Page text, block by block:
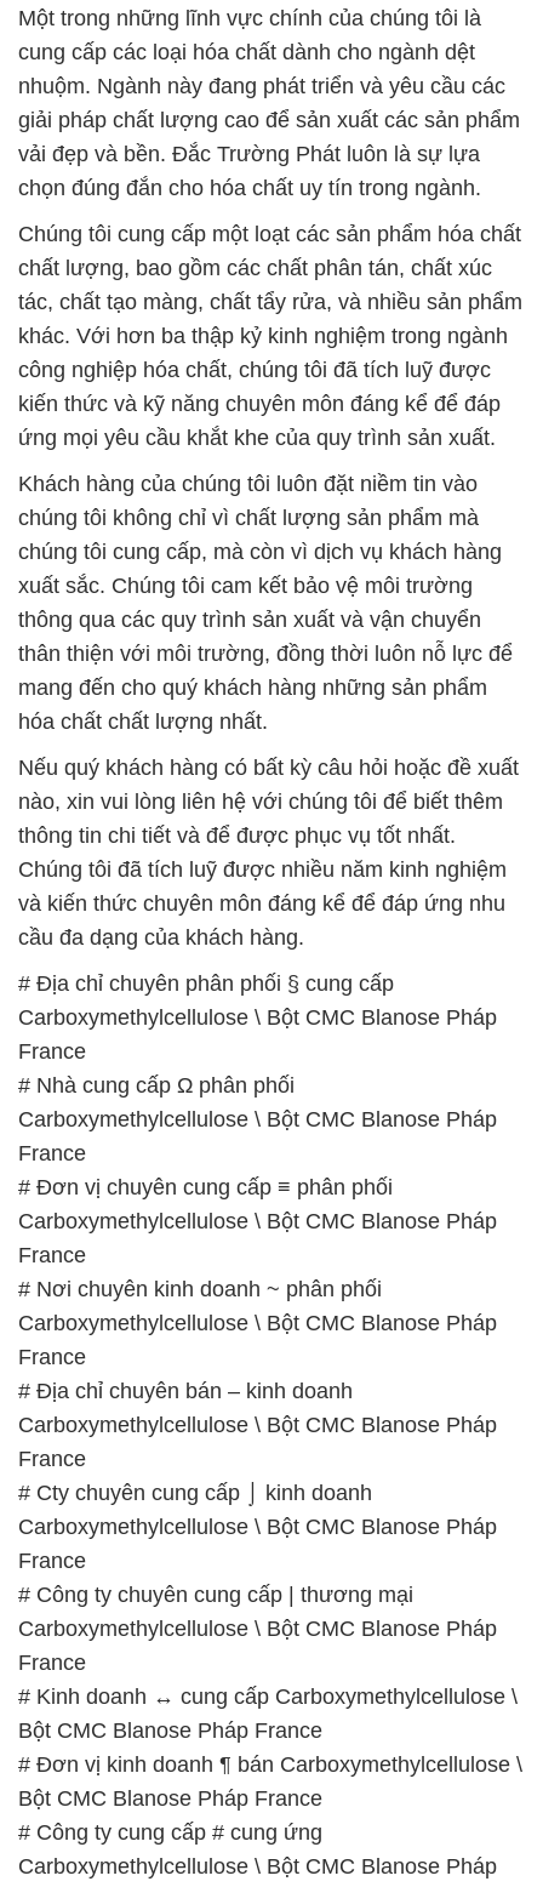
Một trong những lĩnh vực chính của chúng tôi là
cung cấp các loại hóa chất dành cho ngành dệt
nhuộm. Ngành này đang phát triển và yêu cầu các
giải pháp chất lượng cao để sản xuất các sản phẩm
vải đẹp và bền. Đắc Trường Phát luôn là sự lựa
chọn đúng đắn cho hóa chất uy tín trong ngành.
Chúng tôi cung cấp một loạt các sản phẩm hóa chất
chất lượng, bao gồm các chất phân tán, chất xúc
tác, chất tạo màng, chất tẩy rửa, và nhiều sản phẩm
khác. Với hơn ba thập kỷ kinh nghiệm trong ngành
công nghiệp hóa chất, chúng tôi đã tích luỹ được
kiến thức và kỹ năng chuyên môn đáng kể để đáp
ứng mọi yêu cầu khắt khe của quy trình sản xuất.
Khách hàng của chúng tôi luôn đặt niềm tin vào
chúng tôi không chỉ vì chất lượng sản phẩm mà
chúng tôi cung cấp, mà còn vì dịch vụ khách hàng
xuất sắc. Chúng tôi cam kết bảo vệ môi trường
thông qua các quy trình sản xuất và vận chuyển
thân thiện với môi trường, đồng thời luôn nỗ lực để
mang đến cho quý khách hàng những sản phẩm
hóa chất chất lượng nhất.
Nếu quý khách hàng có bất kỳ câu hỏi hoặc đề xuất
nào, xin vui lòng liên hệ với chúng tôi để biết thêm
thông tin chi tiết và để được phục vụ tốt nhất.
Chúng tôi đã tích luỹ được nhiều năm kinh nghiệm
và kiến thức chuyên môn đáng kể để đáp ứng nhu
cầu đa dạng của khách hàng.
# Địa chỉ chuyên phân phối § cung cấp
Carboxymethylcellulose \ Bột CMC Blanose Pháp
France
# Nhà cung cấp Ω phân phối
Carboxymethylcellulose \ Bột CMC Blanose Pháp
France
# Đơn vị chuyên cung cấp ≡ phân phối
Carboxymethylcellulose \ Bột CMC Blanose Pháp
France
# Nơi chuyên kinh doanh ~ phân phối
Carboxymethylcellulose \ Bột CMC Blanose Pháp
France
# Địa chỉ chuyên bán – kinh doanh
Carboxymethylcellulose \ Bột CMC Blanose Pháp
France
# Cty chuyên cung cấp ⌡ kinh doanh
Carboxymethylcellulose \ Bột CMC Blanose Pháp
France
# Công ty chuyên cung cấp | thương mại
Carboxymethylcellulose \ Bột CMC Blanose Pháp
France
# Kinh doanh ↔ cung cấp Carboxymethylcellulose \
Bột CMC Blanose Pháp France
# Đơn vị kinh doanh ¶ bán Carboxymethylcellulose \
Bột CMC Blanose Pháp France
# Công ty cung cấp # cung ứng
Carboxymethylcellulose \ Bột CMC Blanose Pháp